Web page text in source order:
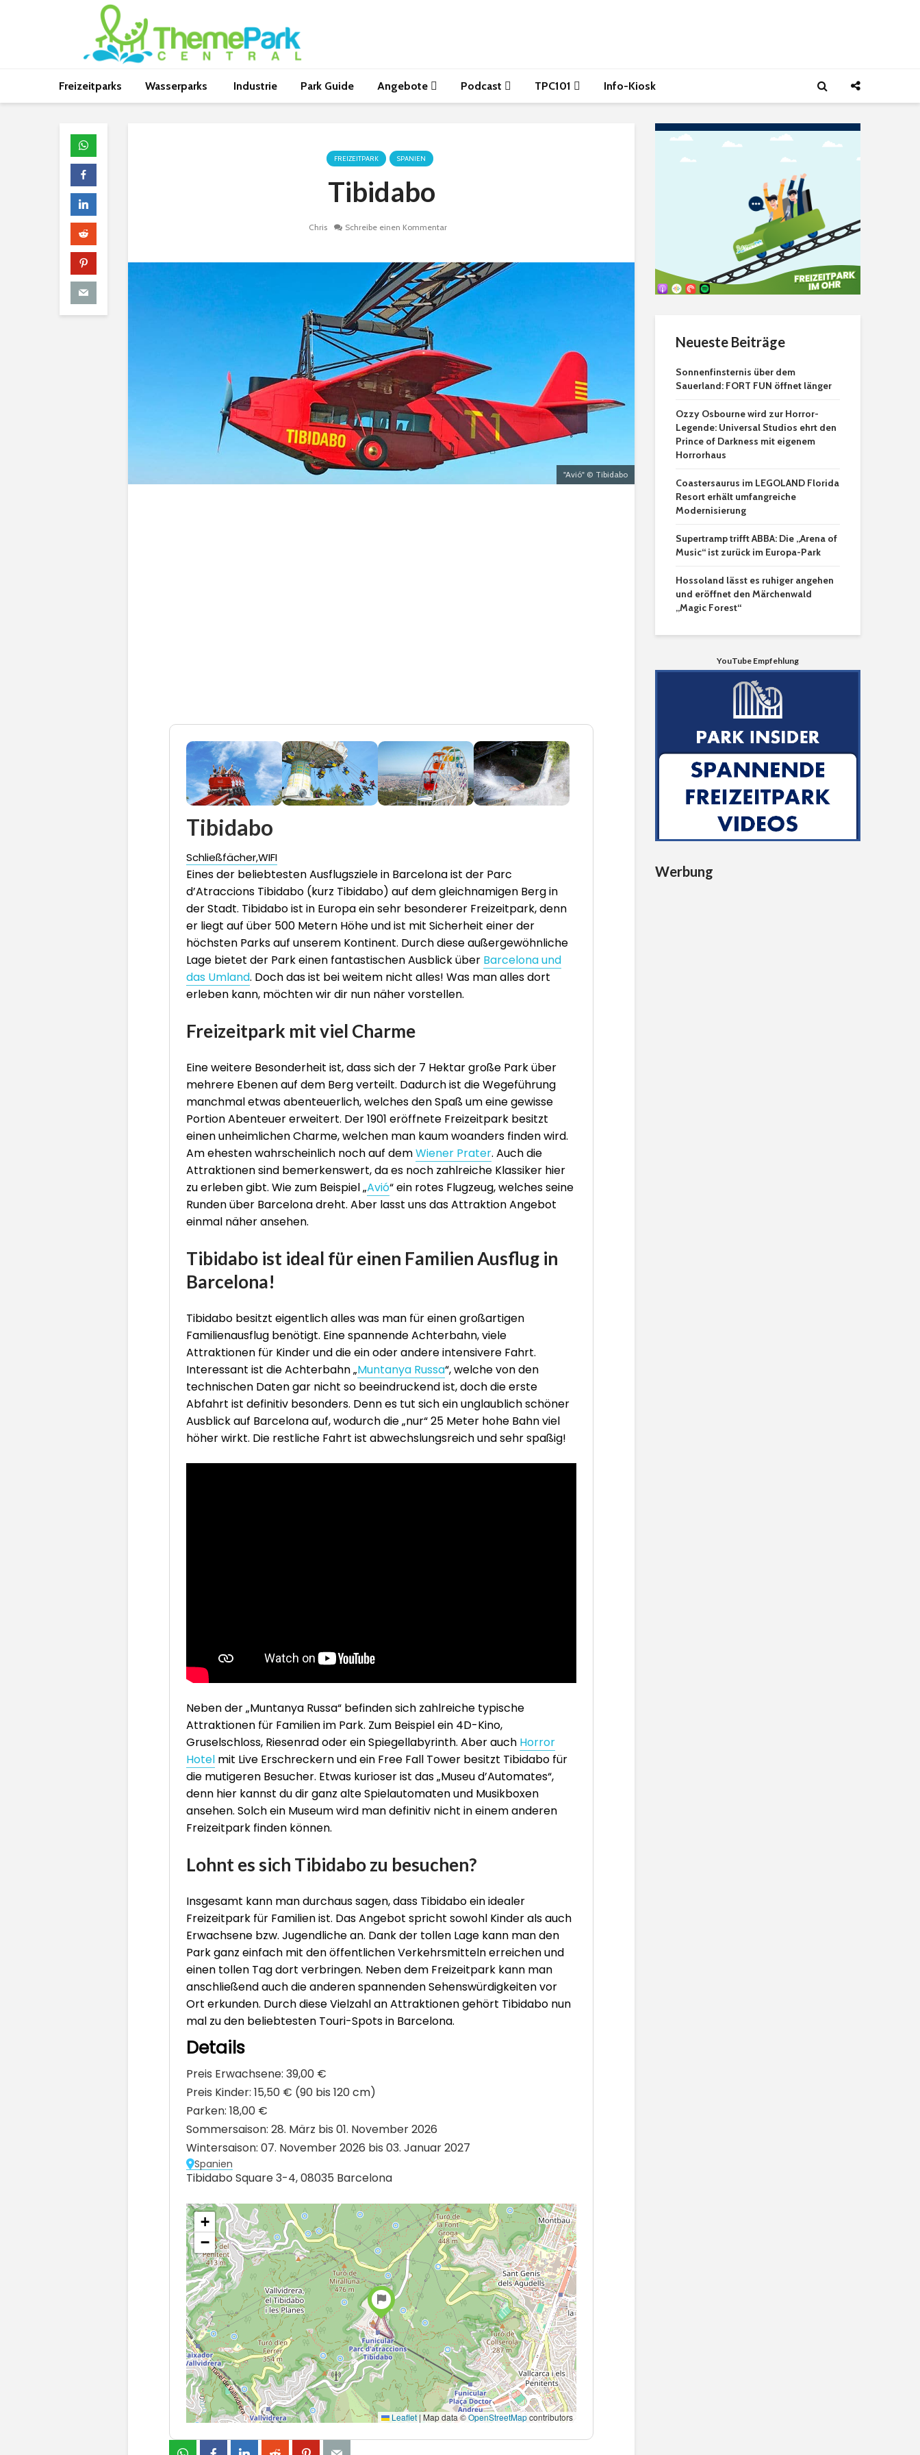
Freizeitparks Wasserparks Industrie Park Guide Angebote Podcast TPC101 Info-Kiosk
FREIZEITPARK SPANIEN
Tibidabo
Chris Schreibe einen Kommentar
"Avió" © Tibidabo
Tibidabo
SchließfächerWIFI
Eines der beliebtesten Ausflugsziele in Barcelona ist der Parc
d’Atraccions Tibidabo (kurz Tibidabo) auf dem gleichnamigen Berg in
der Stadt. Tibidabo ist in Europa ein sehr besonderer Freizeitpark, denn
er liegt auf über 500 Metern Höhe und ist mit Sicherheit einer der
höchsten Parks auf unserem Kontinent. Durch diese außergewöhnliche
Lage bietet der Park einen fantastischen Ausblick über Barcelona und
das Umland. Doch das ist bei weitem nicht alles! Was man alles dort
erleben kann, möchten wir dir nun näher vorstellen.
Freizeitpark mit viel Charme
Eine weitere Besonderheit ist, dass sich der 7 Hektar große Park über
mehrere Ebenen auf dem Berg verteilt. Dadurch ist die Wegeführung
manchmal etwas abenteuerlich, welches den Spaß um eine gewisse
Portion Abenteuer erweitert. Der 1901 eröffnete Freizeitpark besitzt
einen unheimlichen Charme, welchen man kaum woanders finden wird.
Am ehesten wahrscheinlich noch auf demWiener Prater. Auch die
Attraktionen sind bemerkenswert, da es noch zahlreiche Klassiker hier
zu erleben gibt. Wie zum Beispiel „Avió“ ein rotes Flugzeug, welches seine
Runden über Barcelona dreht. Aber lasst uns das Attraktion Angebot
einmal näher ansehen.
Tibidabo ist ideal für einen Familien Ausflug in
Barcelona!
Tibidabo besitzt eigentlich alles was man für einen großartigen
Familienausflug benötigt. Eine spannende Achterbahn, viele
Attraktionen für Kinder und die ein oder andere intensivere Fahrt.
Interessant ist die Achterbahn „Muntanya Russa“, welche von den
technischen Daten gar nicht so beeindruckend ist, doch die erste
Abfahrt ist definitiv besonders. Denn es tut sich ein unglaublich schöner
Ausblick auf Barcelona auf, wodurch die „nur“ 25 Meter hohe Bahn viel
höher wirkt. Die restliche Fahrt ist abwechslungsreich und sehr spaßig!
Neben der „Muntanya Russa“ befinden sich zahlreiche typische
Attraktionen für Familien im Park. Zum Beispiel ein 4D-Kino,
Gruselschloss, Riesenrad oder ein Spiegellabyrinth. Aber auch Horror
Hotel mit Live Erschreckern und ein Free Fall Tower besitzt Tibidabo für
die mutigeren Besucher. Etwas kurioser ist das „Museu d’Automates“,
denn hier kannst du dir ganz alte Spielautomaten und Musikboxen
ansehen. Solch ein Museum wird man definitiv nicht in einem anderen
Freizeitpark finden können.
Lohnt es sich Tibidabo zu besuchen?
Insgesamt kann man durchaus sagen, dass Tibidabo ein idealer
Freizeitpark für Familien ist. Das Angebot spricht sowohl Kinder als auch
Erwachsene bzw. Jugendliche an. Dank der tollen Lage kann man den
Park ganz einfach mit den öffentlichen Verkehrsmitteln erreichen und
einen tollen Tag dort verbringen. Neben dem Freizeitpark kann man
anschließend auch die anderen spannenden Sehenswürdigkeiten vor
Ort erkunden. Durch diese Vielzahl an Attraktionen gehört Tibidabo nun
mal zu den beliebtesten Touri-Spots in Barcelona.
Details
Preis Erwachsene: 39,00 €
Preis Kinder: 15,50 € (90 bis 120 cm)
Parken: 18,00 €
Sommersaison: 28. März bis 01. November 2026
Wintersaison: 07. November 2026 bis 03. Januar 2027
Spanien
Tibidabo Square 3-4, 08035 Barcelona
+
−
Leaflet | Map data ©OpenStreetMapcontributors
Neueste Beiträge
Sonnenfinsternis über dem
Sauerland: FORT FUN öffnet länger
Ozzy Osbourne wird zur Horror-
Legende: Universal Studios ehrt den
Prince of Darkness mit eigenem
Horrorhaus
Coastersaurus im LEGOLAND Florida
Resort erhält umfangreiche
Modernisierung
Supertramp trifft ABBA: Die „Arena of
Music“ ist zurück im Europa-Park
Hossoland lässt es ruhiger angehen
und eröffnet den Märchenwald
„Magic Forest“
YouTube Empfehlung
Werbung